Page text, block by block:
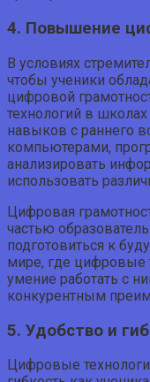
4. Повышение
В условиях
чтобы ученики
цифровой
технологий в
навыков с раннего
компьютерами,
анализировать
использовать
Цифровая
частью
подготовиться к
мире, где цифровые
умение работать с
конкурентным
5. Удобство и
Цифровые